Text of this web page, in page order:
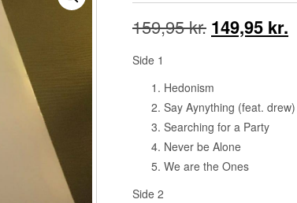
159,95kr. Den
pris
var:
159,95 kr..
149,95 kr.
er:
Side 1
Hedonism
Say Aynything (feat. drew)
Searching for a Party
Never be Alone
We are the Ones
Side 2